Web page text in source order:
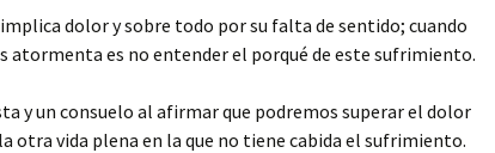
implica dolor y sobre todo por su falta de sentido; cuando
atormenta es no entender el porqué de este sufrimiento.
y un consuelo al afirmar que podremos superar el dolor
otra vida plena en la que no tiene cabida el sufrimiento.